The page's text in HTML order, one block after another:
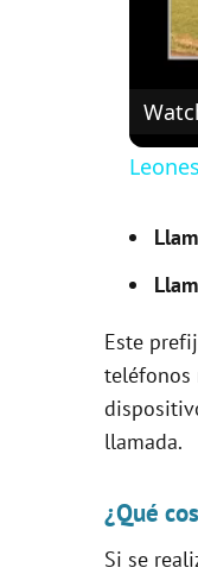
Este
teléfonos
llamada.
¿Qué
Si se